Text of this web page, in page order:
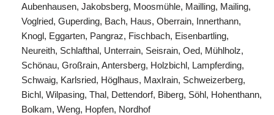
Aubenhausen, Jakobsberg, Moosmühle, Mailling, Mailing,
Voglried, Guperding, Bach, Haus, Oberrain, Innerthann,
Knogl, Eggarten, Pangraz, Fischbach, Eisenbartling,
Neureith, Schlafthal, Unterrain, Seisrain, Oed, Mühlholz,
Schönau, Großrain, Antersberg, Holzbichl, Lampferding,
Schwaig, Karlsried, Höglhaus, Maxlrain, Schweizerberg,
Bichl, Wilpasing, Thal, Dettendorf, Biberg, Söhl, Hohenthann,
Bolkam, Weng, Hopfen, Nordhof